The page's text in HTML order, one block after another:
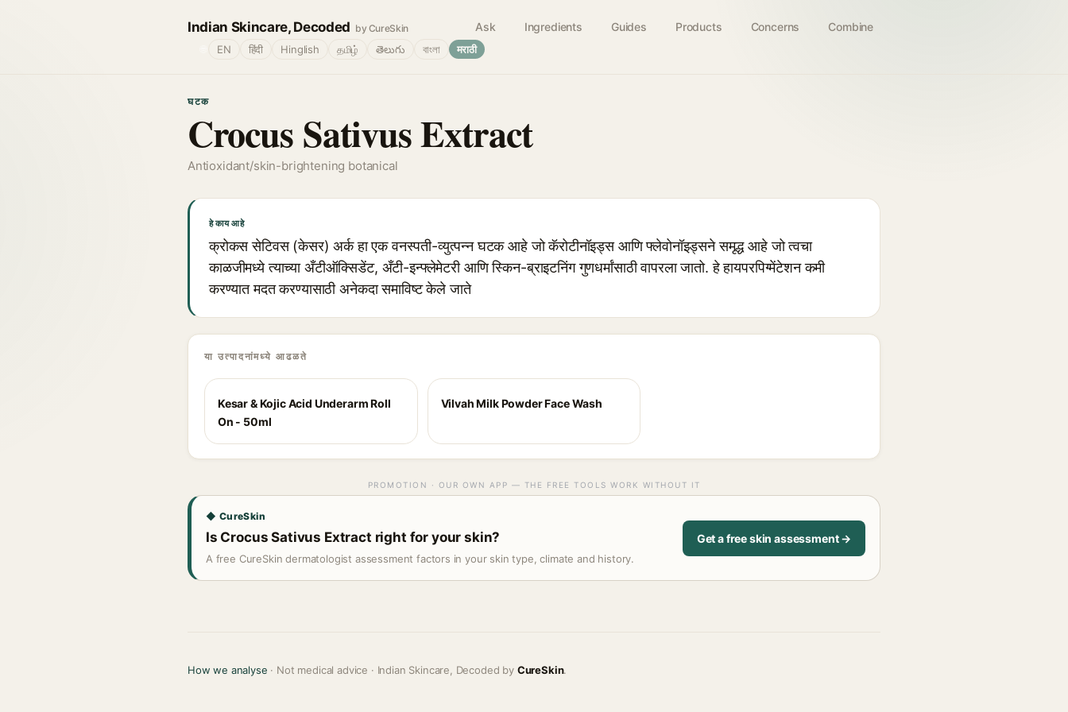
Indian Skincare, Decoded by CureSkin Ask Ingredients Guides Products Concerns Combine
EN हिंदी Hinglish தமிழ் తెలుగు বাংলা मराठी
घटक
Crocus Sativus Extract
Antioxidant/skin-brightening botanical
हे काय आहे
क्रोकस सेटिवस (केसर) अर्क हा एक वनस्पती-व्युत्पन्न घटक आहे जो कॅरोटीनॉइड्स आणि फ्लेवोनॉइड्सने समृद्ध आहे जो त्वचा
काळजीमध्ये त्याच्या अँटीऑक्सिडेंट, अँटी-इन्फ्लेमेटरी आणि स्किन-ब्राइटनिंग गुणधर्मांसाठी वापरला जातो. हे हायपरपिग्मेंटेशन कमी
करण्यात मदत करण्यासाठी अनेकदा समाविष्ट केले जाते
या उत्पादनांमध्ये आढळते
Kesar & Kojic Acid Underarm Roll
On - 50ml
Vilvah Milk Powder Face Wash
PROMOTION · OUR OWN APP — THE FREE TOOLS WORK WITHOUT IT
◆ CureSkin
Is Crocus Sativus Extract right for your skin?
A free CureSkin dermatologist assessment factors in your skin type, climate and history.
Get a free skin assessment →
How we analyse · Not medical advice · Indian Skincare, Decoded by CureSkin.